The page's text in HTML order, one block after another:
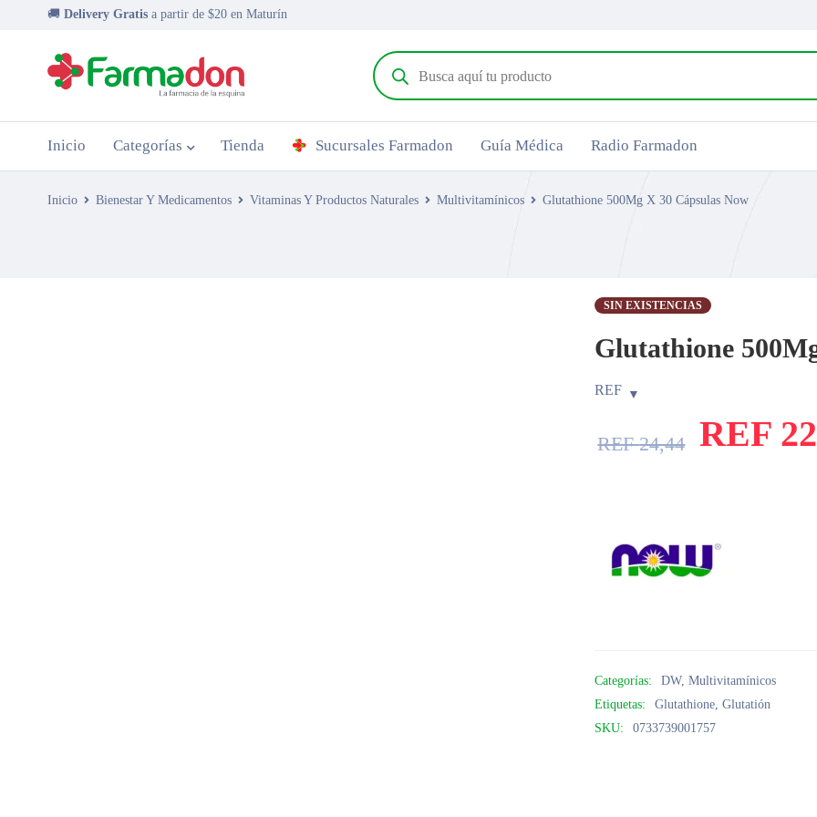
🚚 Delivery Gratis a partir de $20 en Maturín
Inicio Categorías Tienda Sucursales Farmadon Guía Médica Radio Farmadon
Inicio Bienestar Y Medicamentos Vitaminas Y Productos Naturales Multivitamínicos Glutathione 500Mg X 30 Cápsulas Now
SIN EXISTENCIAS
Glutathione
REF
REF24,44 REF
Categorías: DW,Multivitamínicos
Etiquetas:
Glutathione,Glutatión
SKU:
0733739001757